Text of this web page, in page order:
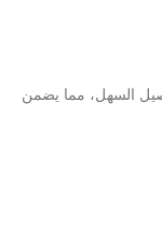
السهل، مما يضمن